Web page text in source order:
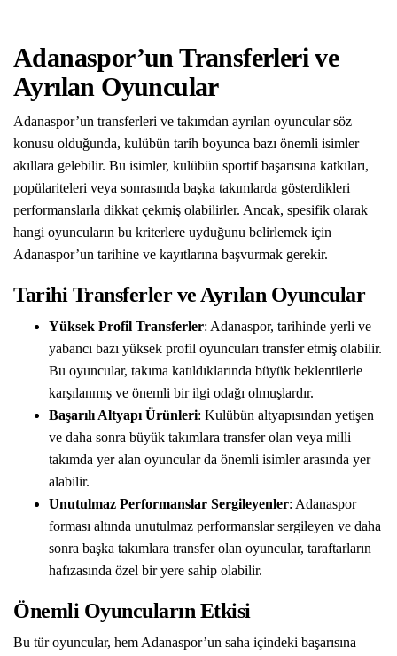
Adanaspor’un Transferleri ve
Ayrılan Oyuncular
Adanaspor’un transferleri ve takımdan ayrılan oyuncular söz
konusu olduğunda, kulübün tarih boyunca bazı önemli isimler
akıllara gelebilir. Bu isimler, kulübün sportif başarısına katkıları,
popülariteleri veya sonrasında başka takımlarda gösterdikleri
performanslarla dikkat çekmiş olabilirler. Ancak, spesifik olarak
hangi oyuncuların bu kriterlere uyduğunu belirlemek için
Adanaspor’un tarihine ve kayıtlarına başvurmak gerekir.
Tarihi Transferler ve Ayrılan Oyuncular
Yüksek Profil Transferler: Adanaspor, tarihinde yerli ve
yabancı bazı yüksek profil oyuncuları transfer etmiş olabilir.
Bu oyuncular, takıma katıldıklarında büyük beklentilerle
karşılanmış ve önemli bir ilgi odağı olmuşlardır.
Başarılı Altyapı Ürünleri: Kulübün altyapısından yetişen
ve daha sonra büyük takımlara transfer olan veya milli
takımda yer alan oyuncular da önemli isimler arasında yer
alabilir.
Unutulmaz Performanslar Sergileyenler: Adanaspor
forması altında unutulmaz performanslar sergileyen ve daha
sonra başka takımlara transfer olan oyuncular, taraftarların
hafızasında özel bir yere sahip olabilir.
Önemli Oyuncuların Etkisi
Bu tür oyuncular, hem Adanaspor’un saha içindeki başarısına